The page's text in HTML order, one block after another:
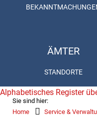
ÄMTER
STANDORTE
Sie sind hier:
Home
Service &
Alphabetisches Register